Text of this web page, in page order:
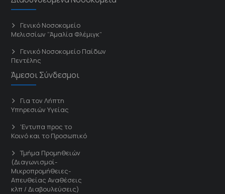
Γενικό Νοσοκομείο
Μελισσίων “Άμαλία Φλέμιγκ”
Γενικό Νοσοκομείο Παίδων
Πεντέλης
Άμεσοι Σύνδεσμοι
Για τον Λήπτη
Υπηρεσιών Υγείας
'Εντυπα προς το
Κοινό και το Προσωπικό
Τμήμα Προμηθειών
(Διαγωνισμοί-
Μικροπρομήθειες-
Απευθείας Αναθέσεις
κλπ / Διαβουλεύσεις)